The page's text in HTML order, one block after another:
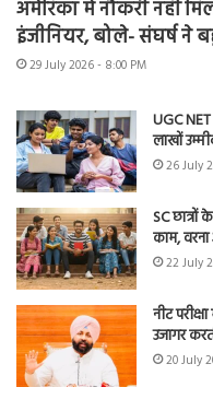
अमेरिका में नौकरी नहीं
इंजीनियर, बोले- संघर्ष ने
29 July 2026 - 8:00 PM
UGC
लाखों
26 July
SC
काम,
22 July
नीट
उजागर
20 July